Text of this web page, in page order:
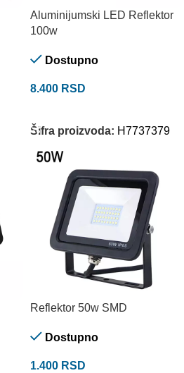
Aluminijumski LED Reflektor
100w
Dostupno
8.400 RSD
Šifra proizvoda: H7737379
Reflektor 50w SMD
Dostupno
1.400 RSD